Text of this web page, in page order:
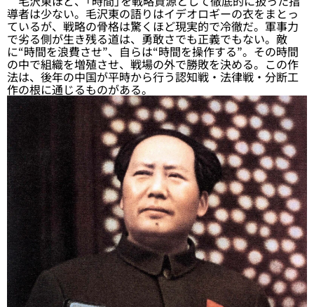
導者は少ない。毛沢東の語りはイデオロギーの衣をまとっ
ているが、戦略の骨格は驚くほど現実的で冷徹だ。軍事力
で劣る側が生き残る道は、勇敢さでも正義でもない。敵
に“時間を浪費させ”、自らは“時間を操作する”。その時間
の中で組織を増殖させ、戦場の外で勝敗を決める。この作
法は、後年の中国が平時から行う認知戦・法律戦・分断工
作の根に通じるものがある。